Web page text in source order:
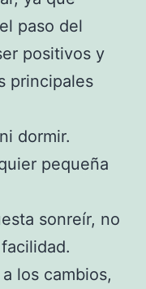
paso del
positivos y
principales
dormir.
pequeña
sonreír, no
los cambios,